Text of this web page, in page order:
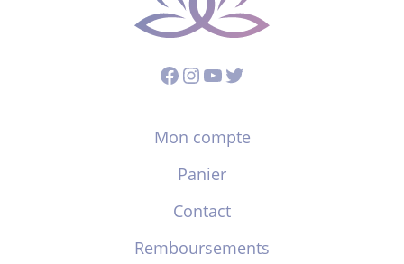
Facebook
Instagram
YouTube
Twitter
Mon compte
Panier
Contact
Remboursements